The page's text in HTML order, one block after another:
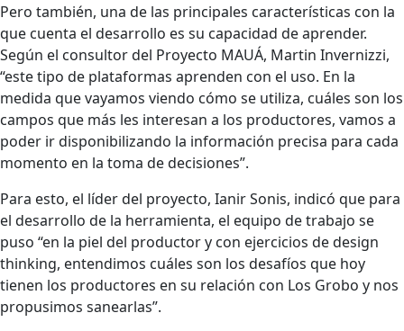
Pero también, una de las principales características con la
que cuenta el desarrollo es su capacidad de aprender.
Según el consultor del Proyecto MAUÁ, Martin Invernizzi,
“este tipo de plataformas aprenden con el uso. En la
medida que vayamos viendo cómo se utiliza, cuáles son los
campos que más les interesan a los productores, vamos a
poder ir disponibilizando la información precisa para cada
momento en la toma de decisiones”.
Para esto, el líder del proyecto, Ianir Sonis, indicó que para
el desarrollo de la herramienta, el equipo de trabajo se
puso “en la piel del productor y con ejercicios de design
thinking, entendimos cuáles son los desafíos que hoy
tienen los productores en su relación con Los Grobo y nos
propusimos sanearlas”.